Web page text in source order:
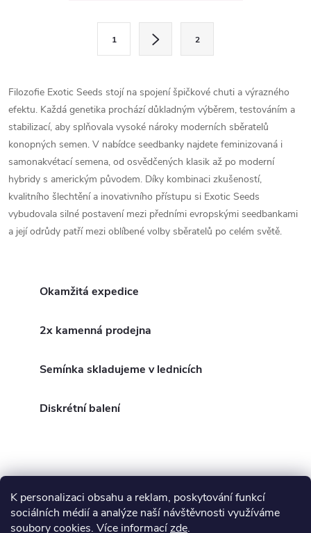
K personalizaci obsahu a reklam, poskytování funkcí
sociálních médií a analýze naší návštěvnosti využíváme
soubory cookies. Více informacízde.
d
a
c
í
p
r
u
á
n
k
o
v
á
n
í
1 2
Filozofie Exotic Seeds stojí na spojení špičkové chuti a výrazného
efektu. Každá genetika prochází důkladným výběrem, testováním a
stabilizací, aby splňovala vysoké nároky moderních sběratelů
konopných semen. V nabídce seedbanky najdete feminizovaná i
samonakvétací semena, od osvědčených klasik až po moderní
hybridy s americkým původem. Díky kombinaci zkušeností,
kvalitního šlechtění a inovativního přístupu si Exotic Seeds
vybudovala silné postavení mezi předními evropskými seedbankami
a její odrůdy patří mezi oblíbené volby sběratelů po celém světě.
Okamžitá expedice
2x kamenná prodejna
Semínka skladujeme v lednicích
Diskrétní balení
Z